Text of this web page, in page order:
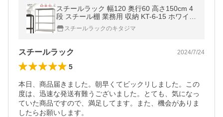
スチールラック 幅120 奥行60 高さ150cm 4
段 スチール棚 業務用 収納 KT-6-15 ホワイト
ブラック ホワイトグレー 150kg/段
スチールラックのキタジマ
スチールラック 2024/7/24
5
本日、商品届きました。朝早くてビックリしました。この
度は、迅速な発送有難うございました。とても、気になっ
ていた商品ですので、満足してます。また、機会がありま
したらお願いします。